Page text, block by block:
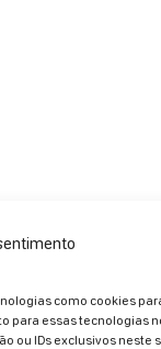
como cookies
para essas tecnologias
ou IDs exclusivos neste